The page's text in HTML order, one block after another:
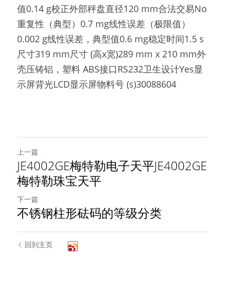
值0.14 g校正外部秤盘直径120 mm合法交易No
重复性（典型）0.7 mg线性误差（极限值）
0.002 g线性误差，典型值0.6 mg稳定时间1.5 s
尺寸319 mm尺寸 (高x宽)289 mm x 210 mm外
壳压铸铝，塑料 ABS接口RS232卫生设计Yes显
示屏背光LCD显示屏物料号 (s)30088604
上一篇
JE4002GE梅特勒电子天平JE4002GE
梅特勒珠宝天平
下一篇
不锈钢柱形砝码的等级分类
回到主页